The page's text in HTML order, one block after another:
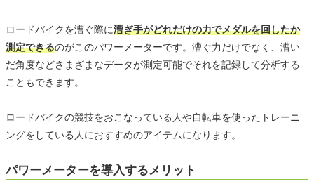
ロードバイクを漕ぐ際に漕ぎ手がどれだけの力でメダルを回したか
測定できるのがこのパワーメーターです。漕ぐ力だけでなく、漕い
だ角度などさまざまなデータが測定可能でそれを記録して分析する
こともできます。
ロードバイクの競技をおこなっている人や自転車を使ったトレーニ
ングをしている人におすすめのアイテムになります。
パワーメーターを導入するメリット